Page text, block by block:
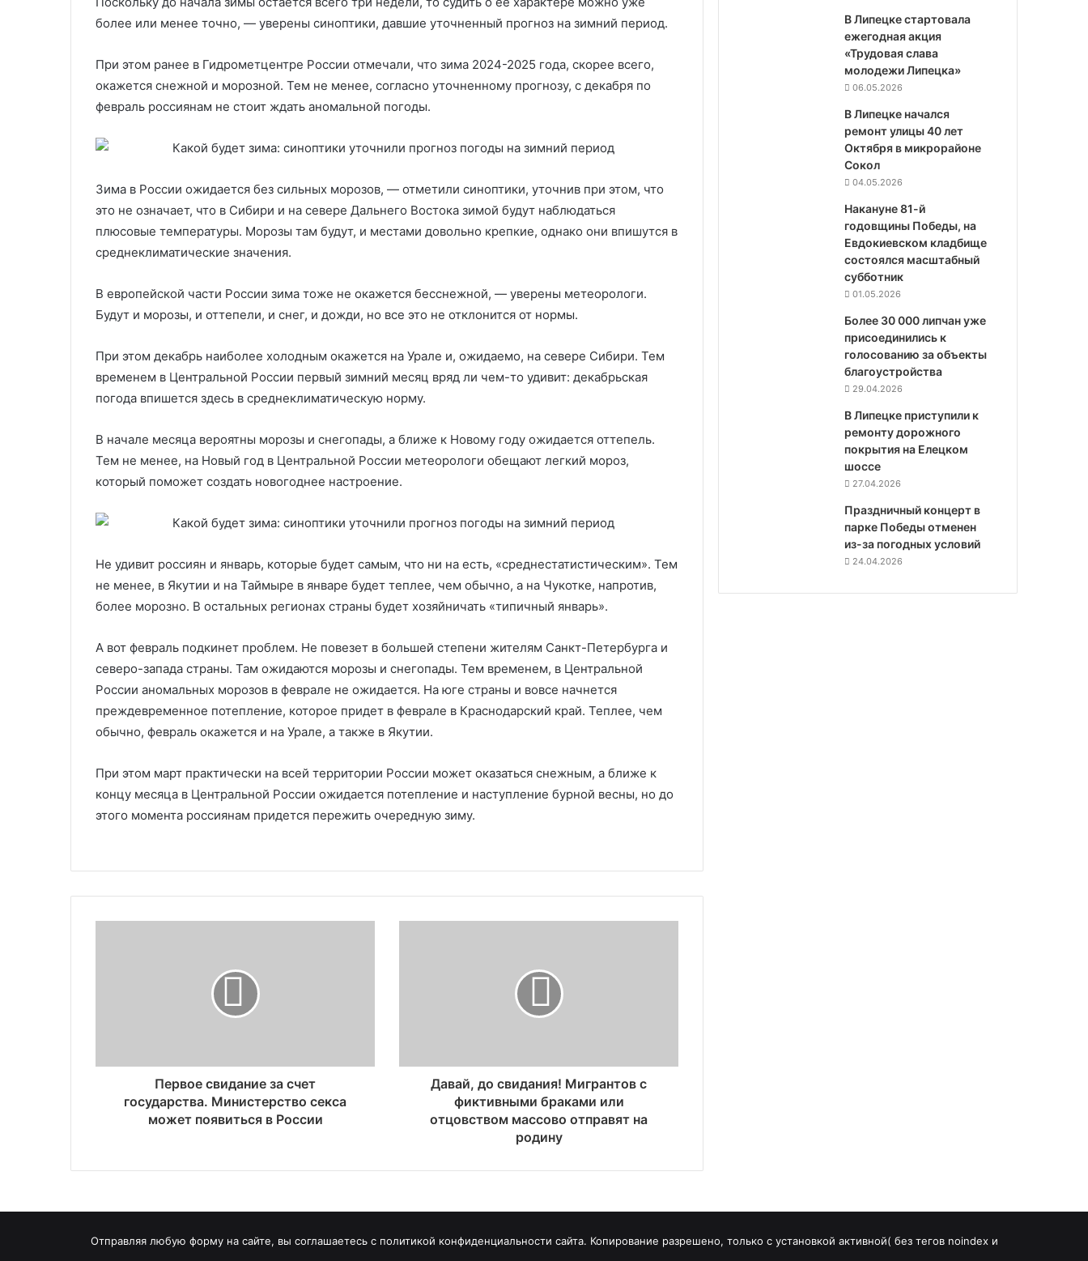
более или менее точно, — уверены синоптики, давшие уточненный прогноз на зимний период.
При этом ранее в Гидрометцентре России отмечали, что зима 2024-2025 года, скорее всего,
окажется снежной и морозной. Тем не менее, согласно уточненному прогнозу, с декабря по
февраль россиянам не стоит ждать аномальной погоды.
Зима в России ожидается без сильных морозов, — отметили синоптики, уточнив при этом, что
это не означает, что в Сибири и на севере Дальнего Востока зимой будут наблюдаться
плюсовые температуры. Морозы там будут, и местами довольно крепкие, однако они впишутся в
среднеклиматические значения.
В европейской части России зима тоже не окажется бесснежной, — уверены метеорологи.
Будут и морозы, и оттепели, и снег, и дожди, но все это не отклонится от нормы.
При этом декабрь наиболее холодным окажется на Урале и, ожидаемо, на севере Сибири. Тем
временем в Центральной России первый зимний месяц вряд ли чем-то удивит: декабрьская
погода впишется здесь в среднеклиматическую норму.
В начале месяца вероятны морозы и снегопады, а ближе к Новому году ожидается оттепель.
Тем не менее, на Новый год в Центральной России метеорологи обещают легкий мороз,
который поможет создать новогоднее настроение.
Не удивит россиян и январь, которые будет самым, что ни на есть, «среднестатистическим». Тем
не менее, в Якутии и на Таймыре в январе будет теплее, чем обычно, а на Чукотке, напротив,
более морозно. В остальных регионах страны будет хозяйничать «типичный январь».
А вот февраль подкинет проблем. Не повезет в большей степени жителям Санкт-Петербурга и
северо-запада страны. Там ожидаются морозы и снегопады. Тем временем, в Центральной
России аномальных морозов в феврале не ожидается. На юге страны и вовсе начнется
преждевременное потепление, которое придет в феврале в Краснодарский край. Теплее, чем
обычно, февраль окажется и на Урале, а также в Якутии.
При этом март практически на всей территории России может оказаться снежным, а ближе к
концу месяца в Центральной России ожидается потепление и наступление бурной весны, но до
этого момента россиянам придется пережить очередную зиму.
Первое свидание за счет
государства. Министерство секса
может появиться в России
Давай, до свидания! Мигрантов с
фиктивными браками или
отцовством массово отправят на
родину
В Липецке стартовала
ежегодная акция
«Трудовая слава
молодежи Липецка»
06.05.2026
В Липецке начался
ремонт улицы 40 лет
Октября в микрорайоне
Сокол
04.05.2026
Накануне 81-й
годовщины Победы, на
Евдокиевском кладбище
состоялся масштабный
субботник
01.05.2026
Более 30 000 липчан уже
присоединились к
голосованию за объекты
благоустройства
29.04.2026
В Липецке приступили к
ремонту дорожного
покрытия на Елецком
шоссе
27.04.2026
Праздничный концерт в
парке Победы отменен
из-за погодных условий
24.04.2026
Отправляя любую форму на сайте, вы соглашаетесь с политикой конфиденциальности сайта. Копирование разрешено, только с установкой активной( без тегов noindex и